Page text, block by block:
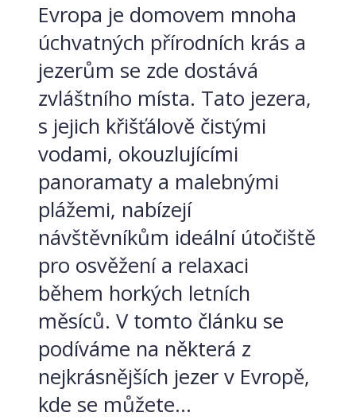
Evropa je domovem mnoha
úchvatných přírodních krás a
jezerům se zde dostává
zvláštního místa. Tato jezera,
s jejich křišťálově čistými
vodami, okouzlujícími
panoramaty a malebnými
plážemi, nabízejí
návštěvníkům ideální útočiště
pro osvěžení a relaxaci
během horkých letních
měsíců. V tomto článku se
podíváme na některá z
nejkrásnějších jezer v Evropě,
kde se můžete...